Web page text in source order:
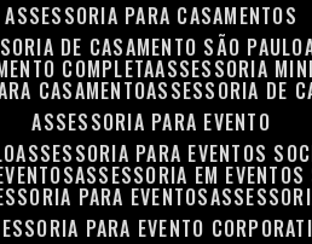
ASSESSORIA PARA CASAMENTOS
DE CASAMENTO SÃO PAULO
COMPLETA ASSESSORIA
CASAMENTO ASSESSORIA DE
ASSESSORIA PARA EVENTO
ASSESSORIA PARA EVENTOS
ASSESSORIA EM
PARA EVENTOS
PARA EVENTO